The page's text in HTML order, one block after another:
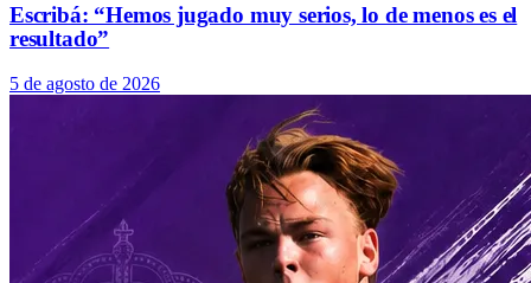
Escribá: “Hemos jugado muy serios, lo de menos es el
resultado”
5 de agosto de 2026